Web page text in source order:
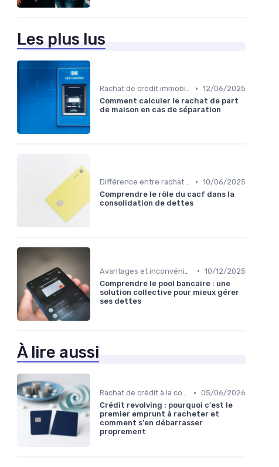
Les plus lus
Rachat de crédit immobilier • 12/06/2025
Comment calculer le rachat de part
de maison en cas de séparation
Différence entre rachat et renégociation • 10/06/2025
Comprendre le rôle du cacf dans la
consolidation de dettes
• 10/12/2025
Comprendre le pool bancaire : une
solution collective pour mieux gérer
ses dettes
À lire aussi
Rachat de crédit à la consommation • 05/06/2026
Crédit revolving : pourquoi c'est le
premier emprunt à racheter et
comment s'en débarrasser
proprement